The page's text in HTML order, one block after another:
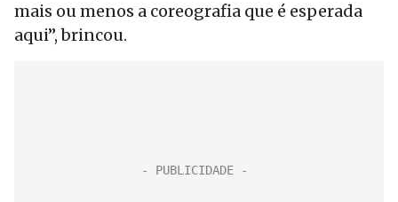
mais ou menos a coreografia que é esperada
aqui”, brincou.